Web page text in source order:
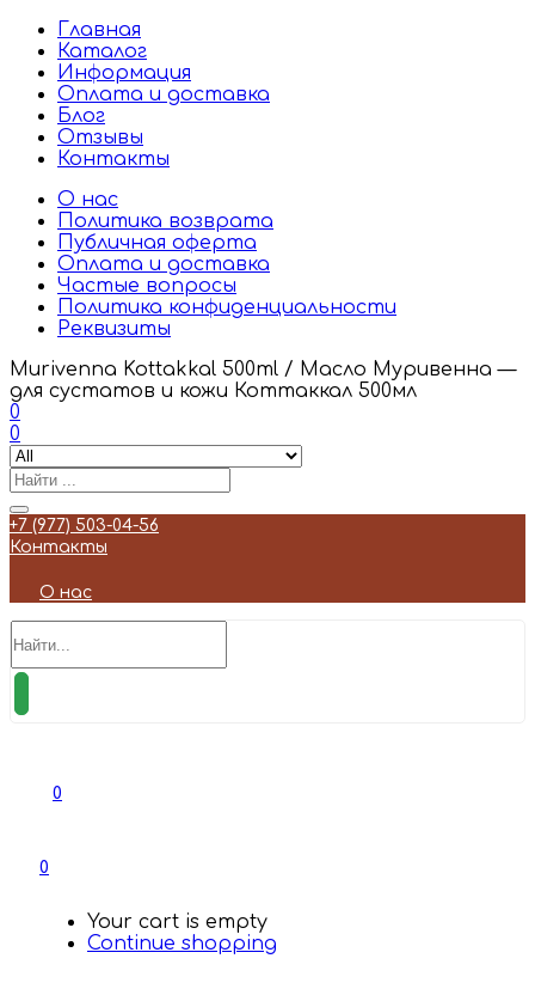
Главная
Каталог
Информация
Оплата и доставка
Блог
Отзывы
Контакты
О нас
Политика возврата
Публичная оферта
Оплата и доставка
Частые вопросы
Политика конфиденциальности
Реквизиты
Murivenna Kottakkal 500ml / Масло Муривенна —
для сустатов и кожи Коттаккал 500мл
0
0
+7 (977) 503-04-56
Контакты
О нас
0
0
Your cart is empty
Continue shopping